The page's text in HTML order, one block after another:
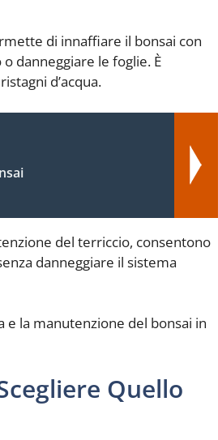
di innaffiare il bonsai con
danneggiare le foglie. È
d’acqua.
del terriccio, consentono
danneggiare il sistema
e la manutenzione del bonsai in
Quello